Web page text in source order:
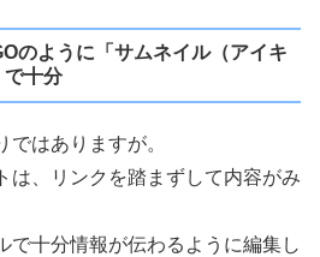
のように「サムネイル（アイキ
で十分
ではありますが。
は、リンクを踏まずして内容がみ
で十分情報が伝わるように編集し